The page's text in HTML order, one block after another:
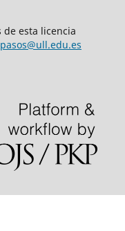
de esta licencia